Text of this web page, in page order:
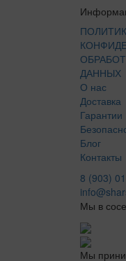
ДАННЫХ
О нас
Доставка
Гарантии
Блог
Контакты
8 (903)
Мы в
Мы